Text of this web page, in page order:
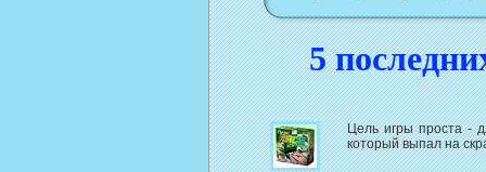
5
Цель игры проста -
который выпал на